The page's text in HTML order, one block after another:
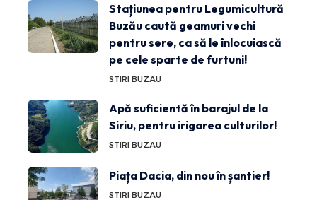
Stațiunea pentru Legumicultură
Buzău caută geamuri vechi
pentru sere, ca să le înlocuiască
pe cele sparte de furtuni!
STIRI BUZAU
Apă suficientă în barajul de la
Siriu, pentru irigarea culturilor!
STIRI BUZAU
Piața Dacia, din nou în șantier!
STIRI BUZAU